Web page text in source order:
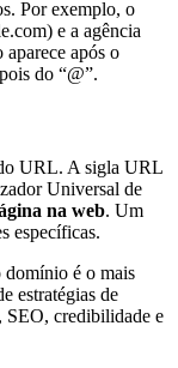
Por exemplo, o
e a agência
após o
do “@”.
URL. A sigla URL
Universal de
na web. Um
específicas.
domínio é o mais
estratégias de
SEO, credibilidade e